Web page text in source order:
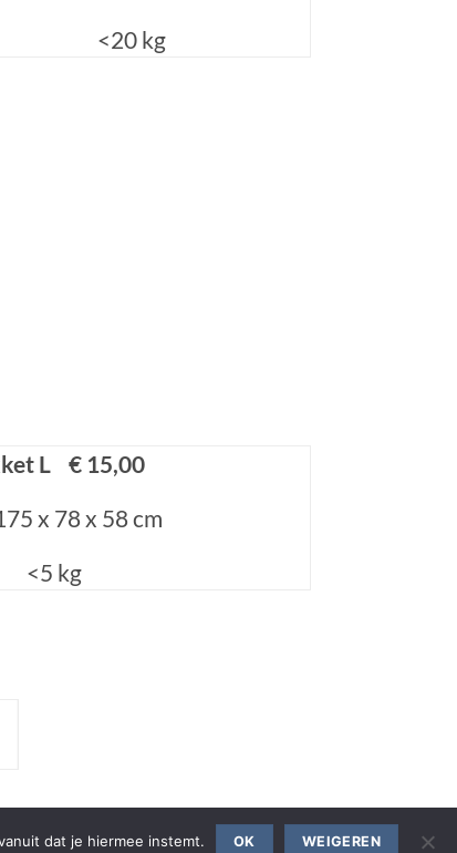
<20 kg
L € 15,00
x 78 x 58 cm
<5 kg
dat je hiermee instemt. OK WEIGEREN